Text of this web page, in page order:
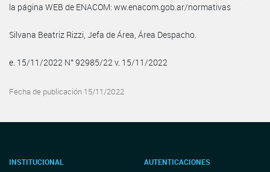
la página WEB de ENACOM: ww.enacom.gob.ar/normativas
Silvana Beatriz Rizzi, Jefa de Área, Área Despacho.
e. 15/11/2022 N° 92985/22 v. 15/11/2022
Fecha de publicación 15/11/2022
INSTITUCIONAL AUTENTICACIONES